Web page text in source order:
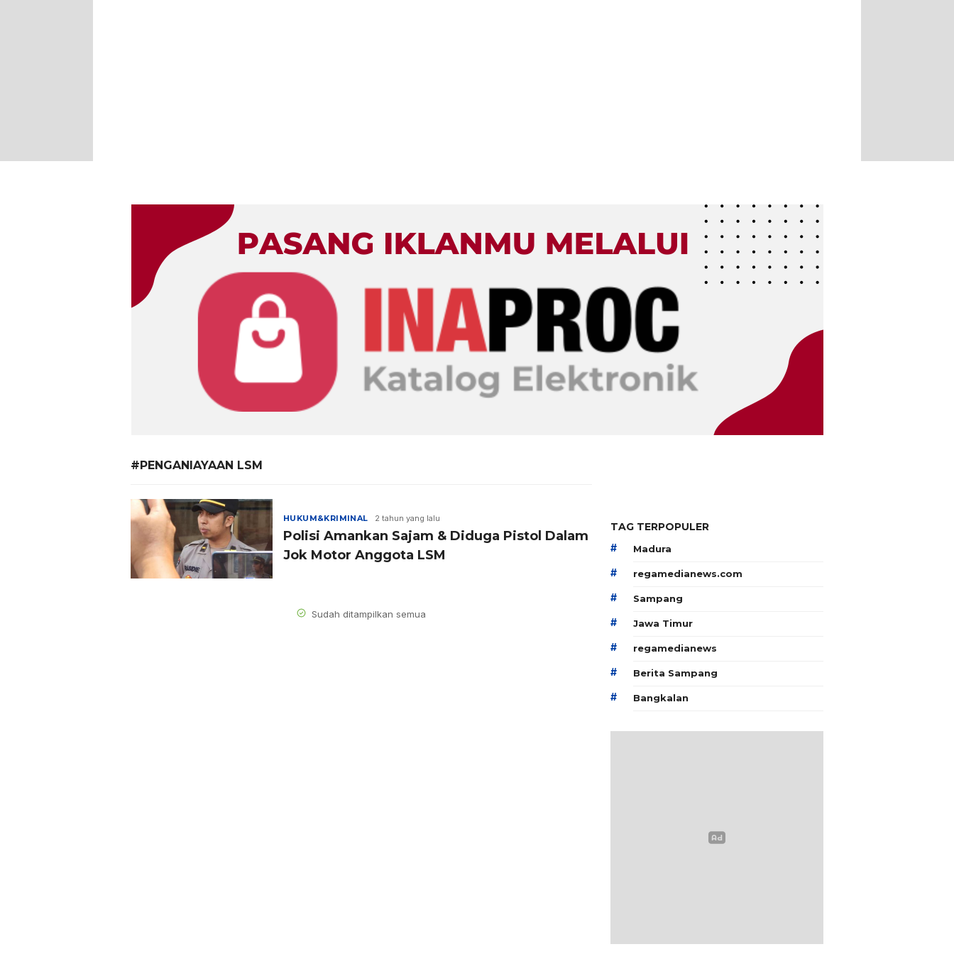
#PENGANIAYAAN LSM
HUKUM&KRIMINAL 2 tahun yang lalu
Polisi Amankan Sajam & Diduga Pistol Dalam
Jok Motor Anggota LSM
Sudah ditampilkan semua
TAG TERPOPULER
# Madura
# regamedianews.com
# Sampang
# Jawa Timur
# regamedianews
# Berita Sampang
# Bangkalan